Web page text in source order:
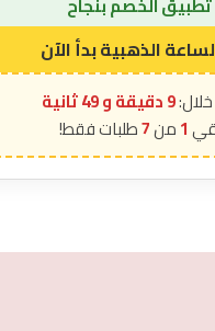
9 دقيقة و 48 ثانية
1
7